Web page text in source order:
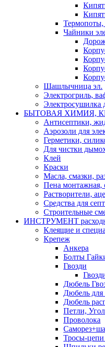
Чайники
Шашлычница эл.
Электрогриль,
Электросушилка
БЫТОВАЯ ХИМИЯ,
Антисептики,
Аэрозоли для
Герметики,
Для чистки
Клей
Краски
Масла, смазки,
Пена монтажная,
Растворители,
Средства для
Строительные
ИНСТРУМЕНТ
Клеящие и
Крепеж
Анкера
Болты
Гвозди
Дюбель
Дюбель для
Дюбель
Петли,
Проволока
Тросы-